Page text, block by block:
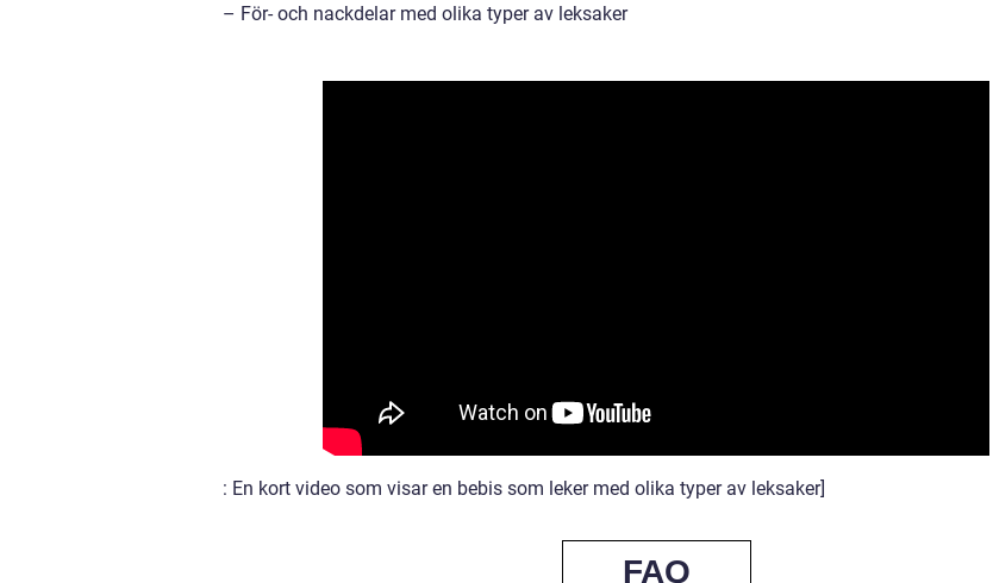
– För- och nackdelar med olika typer av leksaker
: En kort video som visar en bebis som leker med olika typer av leksaker]
FAQ